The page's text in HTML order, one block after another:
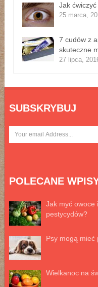
Jak
25 marca,
7 cudów z
skuteczne
27 lipca,
SUBSKRYBUJ
POLECANE
Jak myć owoce
pestycydów?
Psy mogą mieć
Wielkanoc na